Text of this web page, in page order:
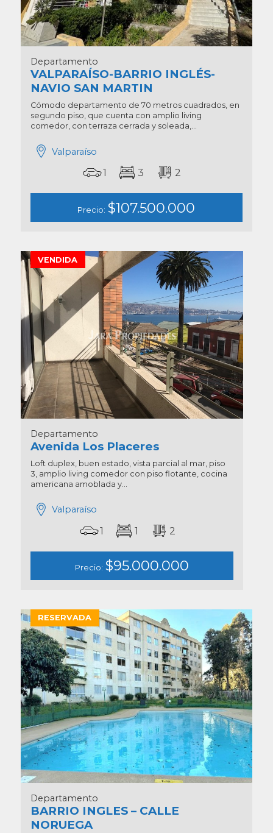
Departamento
VALPARAÍSO-BARRIO INGLÉS-
NAVIO SAN MARTIN
Cómodo departamento de 70 metros cuadrados, en
segundo piso, que cuenta con amplio living
comedor, con terraza cerrada y soleada,...
Valparaíso
1 3 2
Precio: $107.500.000
VENDIDA
Departamento
Avenida Los Placeres
Loft duplex, buen estado, vista parcial al mar, piso
3, amplio living comedor con piso flotante, cocina
americana amoblada y...
Valparaíso
1 1 2
Precio: $95.000.000
RESERVADA
Departamento
BARRIO INGLES – CALLE
NORUEGA